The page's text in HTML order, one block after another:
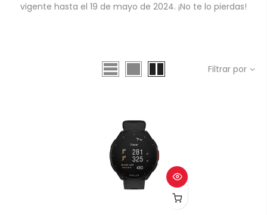
vigente hasta el 19 de mayo de 2024. ¡No te lo pierdas!
Filtrar por